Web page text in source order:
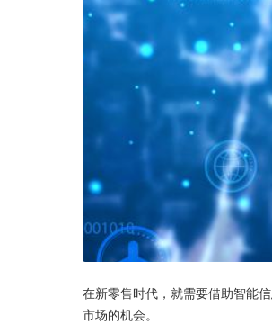
在新零售时代，就需要借助智能
市场的机会。